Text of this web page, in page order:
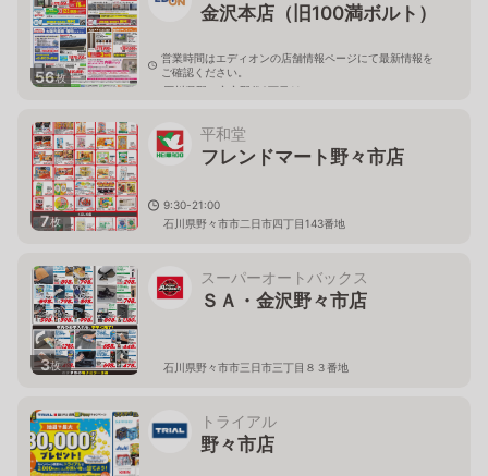
56枚
金沢本店（旧100満ボルト）
営業時間はエディオンの店舗情報ページにて最新情報を
ご確認ください。
石川県野々市市野代2丁目11
7枚
平和堂
フレンドマート野々市店
9:30-21:00
石川県野々市市二日市四丁目143番地
3枚
スーパーオートバックス
ＳＡ・金沢野々市店
石川県野々市市三日市三丁目８３番地
トライアル
野々市店